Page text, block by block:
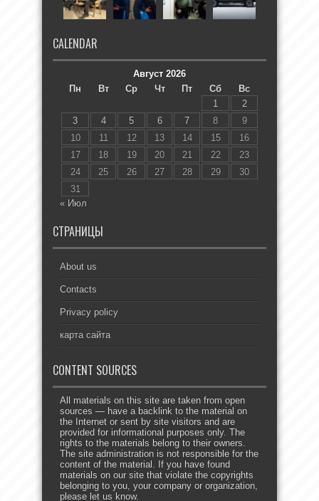
CALENDAR
Август 2026
Пн
Вт Ср Чт Пт Сб
Вс
1
2
3
4 5 6 7 8
9
10
11 12 13 14 15
16
17
18 19 20 21 22
23
24
25 26 27 28 29
30
31
« Июл
СТРАНИЦЫ
About us
Contacts
Privacy policy
карта сайта
CONTENT SOURCES
All materials on this site are taken from open
sources — have a backlink to the material on
the Internet or sent by site visitors and are
provided for informational purposes only. The
rights to the materials belong to their owners.
The site administration is not responsible for the
content of the material. If you have found
materials on our site that violate the copyrights
belonging to you, your company or organization,
please let us know.